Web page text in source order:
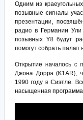
Одним из
позывные сигналы
презентации,
радио в Германии
позывных Y8 будут
помогут собрать палап
Открытие началось с
Джона Дорра (K1AR),
1990 году в Сиэтле.
насыщенная